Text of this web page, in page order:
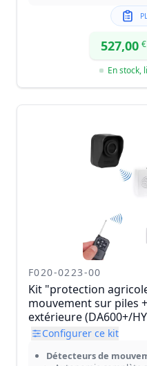
527,00
En stock,
F020-0223-00
Kit "protection
mouvement sur piles
extérieure (DA600+/
Configurer ce kit
Détecteurs de